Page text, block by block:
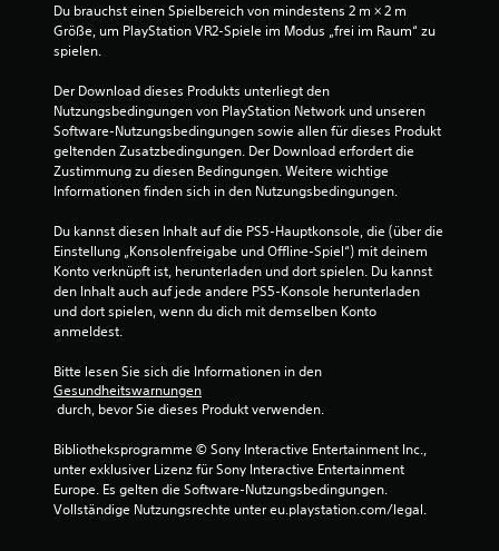
Du brauchst einen Spielbereich von mindestens 2 m × 2 m
Größe, um PlayStation VR2-Spiele im Modus „frei im Raum“ zu
spielen.
Der Download dieses Produkts unterliegt den
Nutzungsbedingungen von PlayStation Network und unseren
Software-Nutzungsbedingungen sowie allen für dieses Produkt
geltenden Zusatzbedingungen. Der Download erfordert die
Zustimmung zu diesen Bedingungen. Weitere wichtige
Informationen finden sich in den Nutzungsbedingungen.
Du kannst diesen Inhalt auf die PS5-Hauptkonsole, die (über die
Einstellung „Konsolenfreigabe und Offline-Spiel“) mit deinem
Konto verknüpft ist, herunterladen und dort spielen. Du kannst
den Inhalt auch auf jede andere PS5-Konsole herunterladen
und dort spielen, wenn du dich mit demselben Konto
anmeldest.
Bitte lesen Sie sich die Informationen in den
Gesundheitswarnungen
durch, bevor Sie dieses Produkt verwenden.
Bibliotheksprogramme © Sony Interactive Entertainment Inc.,
unter exklusiver Lizenz für Sony Interactive Entertainment
Europe. Es gelten die Software-Nutzungsbedingungen.
Vollständige Nutzungsrechte unter eu.playstation.com/legal.